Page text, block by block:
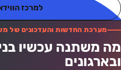
למרכז
מערכת החדשות והעדכונים של
מה משתנה עכשיו
ובארגונים